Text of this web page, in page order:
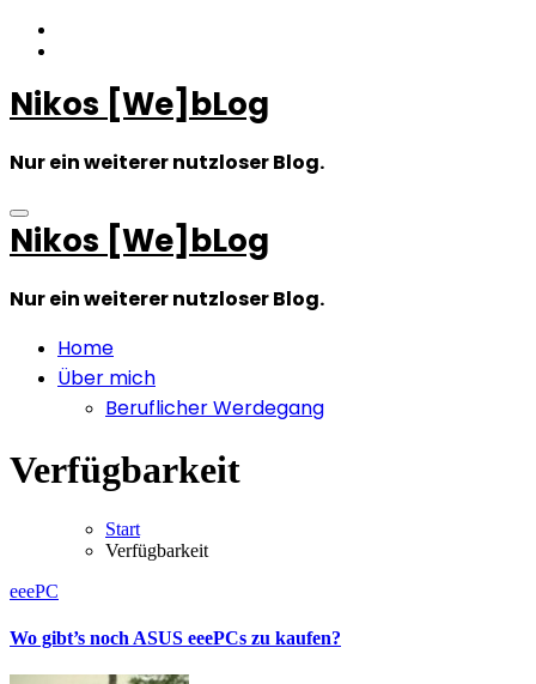
Zum
Inhalt
Nikos [We]bLog
Nur ein weiterer nutzloser Blog.
Nikos [We]bLog
Nur ein weiterer nutzloser Blog.
Home
Über mich
Beruflicher Werdegang
Verfügbarkeit
Start
Verfügbarkeit
eeePC
Wo gibt’s noch ASUS eeePCs zu kaufen?